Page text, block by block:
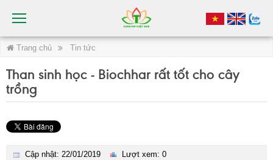
Trang chủ Tin tức
Than sinh học - Biochhar rất tốt cho cây
trồng
Cập nhật: 22/01/2019 Lượt xem: 0